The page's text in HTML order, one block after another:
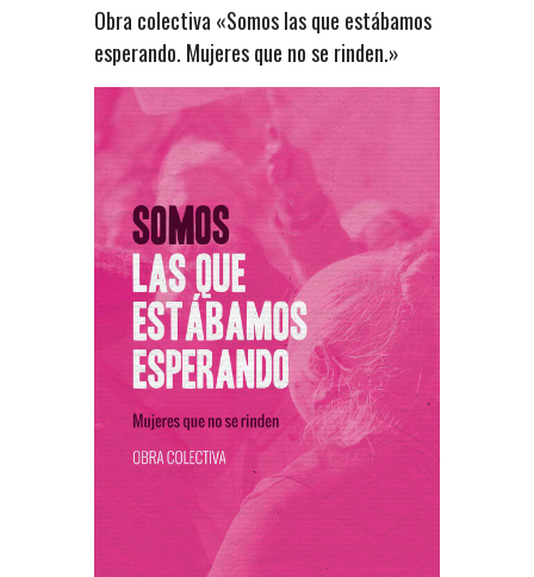
Obra colectiva «Somos las que estábamos
esperando. Mujeres que no se rinden.»